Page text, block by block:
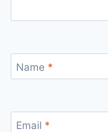
Name *
Email *